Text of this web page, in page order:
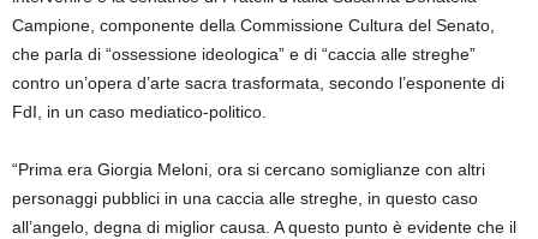
Campione, componente della Commissione Cultura del Senato,
che parla di “ossessione ideologica” e di “caccia alle streghe”
contro un’opera d’arte sacra trasformata, secondo l’esponente di
FdI, in un caso mediatico-politico.
“Prima era Giorgia Meloni, ora si cercano somiglianze con altri
personaggi pubblici in una caccia alle streghe, in questo caso
all’angelo, degna di miglior causa. A questo punto è evidente che il